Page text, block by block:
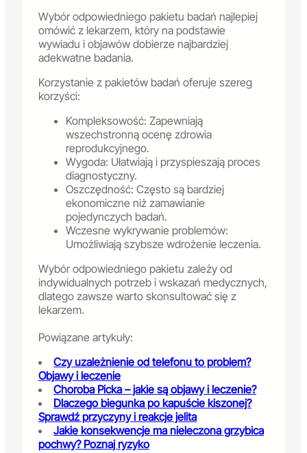
Wybór odpowiedniego pakietu badań najlepiej
omówić z lekarzem, który na podstawie
wywiadu i objawów dobierze najbardziej
adekwatne badania.
Korzystanie z pakietów badań oferuje szereg
korzyści:
Kompleksowość: Zapewniają
wszechstronną ocenę zdrowia
reprodukcyjnego.
Wygoda: Ułatwiają i przyspieszają proces
diagnostyczny.
Oszczędność: Często są bardziej
ekonomiczne niż zamawianie
pojedynczych badań.
Wczesne wykrywanie problemów:
Umożliwiają szybsze wdrożenie leczenia.
Wybór odpowiedniego pakietu zależy od
indywidualnych potrzeb i wskazań medycznych,
dlatego zawsze warto skonsultować się z
lekarzem.
Powiązane artykuły:
Czy uzależnienie od telefonu to problem?
Objawy i leczenie
Choroba Picka – jakie są objawy i leczenie?
Dlaczego biegunka po kapuście kiszonej?
Sprawdź przyczyny i reakcje jelita
Jakie konsekwencje ma nieleczona grzybica
pochwy? Poznaj ryzyko